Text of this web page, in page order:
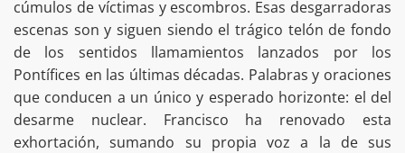
cúmulos de víctimas y escombros. Esas desgarradoras
escenas son y siguen siendo el trágico telón de fondo
de los sentidos llamamientos lanzados por los
Pontífices en las últimas décadas. Palabras y oraciones
que conducen a un único y esperado horizonte: el del
desarme nuclear. Francisco ha renovado esta
exhortación, sumando su propia voz a la de sus